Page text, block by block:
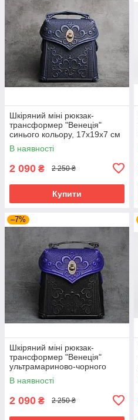
Шкіряний міні рюкзак-
трансформер "Венеція"
синього кольору, 17х19х7 см
В наявності
2 090 ₴ 2 250 ₴
Купити
–7%
Шкіряний міні рюкзак-
трансформер "Венеція"
ультрамариново-чорного
кольору, 17х19х7 см
В наявності
2 090 ₴ 2 250 ₴